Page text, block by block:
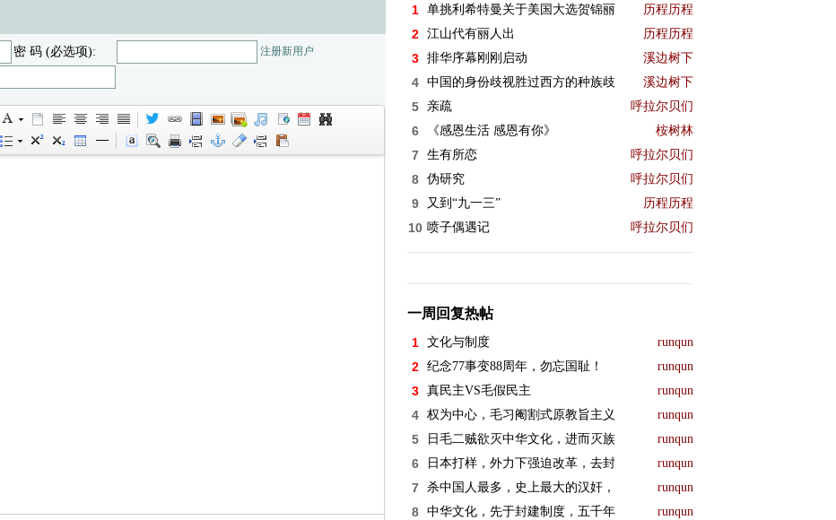
密 码 (必选项): 注册新用户
1 单挑利希特曼关于美国大选贺锦丽 历程历程
2 江山代有丽人出 历程历程
3 排华序幕刚刚启动 溪边树下
4 中国的身份歧视胜过西方的种族歧 溪边树下
5 亲疏 呼拉尔贝们
6 《感恩生活 感恩有你》 桉树林
7 生有所恋 呼拉尔贝们
8 伪研究 呼拉尔贝们
9 又到“九一三” 历程历程
10 喷子偶遇记 呼拉尔贝们
一周回复热帖
1 文化与制度 runqun
2 纪念77事变88周年，勿忘国耻！ runqun
3 真民主VS毛假民主 runqun
4 权为中心，毛习阉割式原教旨主义 runqun
5 日毛二贼欲灭中华文化，进而灭族 runqun
6 日本打样，外力下强迫改革，去封 runqun
7 杀中国人最多，史上最大的汉奸， runqun
8 中华文化，先于封建制度，五千年 runqun